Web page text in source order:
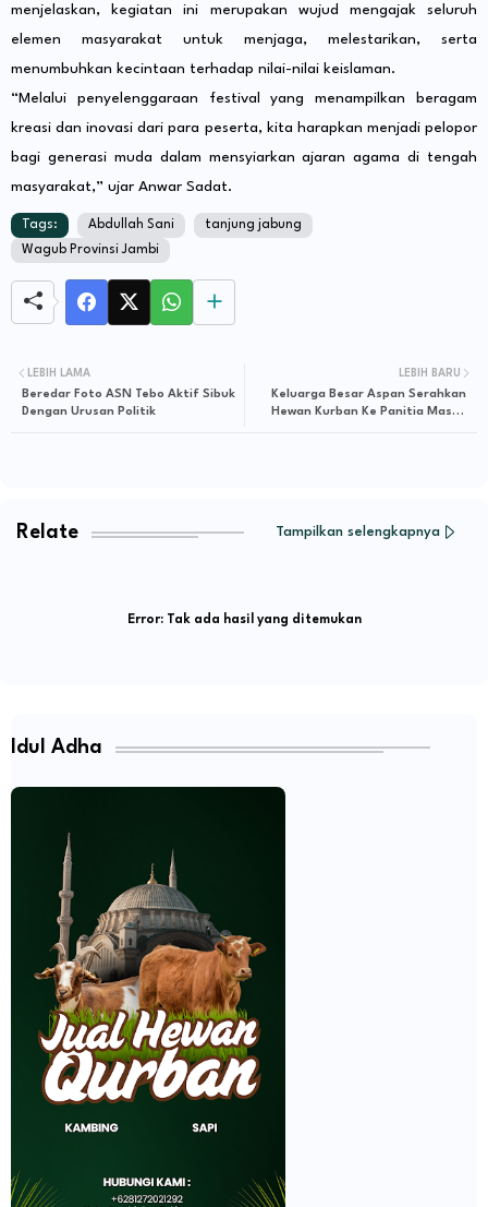
menjelaskan, kegiatan ini merupakan wujud mengajak seluruh
elemen masyarakat untuk menjaga, melestarikan, serta
menumbuhkan kecintaan terhadap nilai-nilai keislaman.
“Melalui penyelenggaraan festival yang menampilkan beragam
kreasi dan inovasi dari para peserta, kita harapkan menjadi pelopor
bagi generasi muda dalam mensyiarkan ajaran agama di tengah
masyarakat,” ujar Anwar Sadat.
Tags: Abdullah Sani
tanjung jabung
Wagub Provinsi Jambi
LEBIH BARU
Keluarga Besar Aspan Serahkan
Hewan Kurban Ke Panitia Masjid
LEBIH LAMA
Beredar Foto ASN Tebo Aktif Sibuk
Dengan Urusan Politik
Relate Tampilkan selengkapnya
Error:Tak ada hasil yang ditemukan
Idul Adha